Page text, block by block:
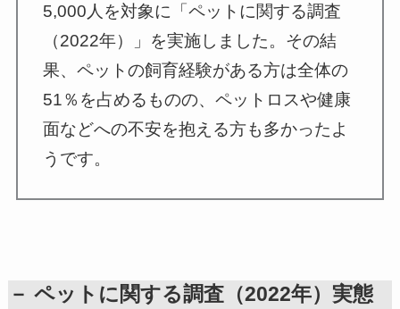
5,000人を対象に「ペットに関する調査
（2022年）」を実施しました。その結
果、ペットの飼育経験がある方は全体の
51％を占めるものの、ペットロスや健康
面などへの不安を抱える方も多かったよ
うです。
－ ペットに関する調査（2022年）実態